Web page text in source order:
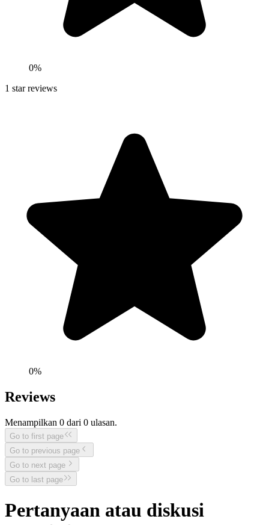
0%
1 star reviews
0%
Reviews
Menampilkan 0 dari 0 ulasan.
Go to first page
Go to previous page
Go to next page
Go to last page
Pertanyaan atau diskusi